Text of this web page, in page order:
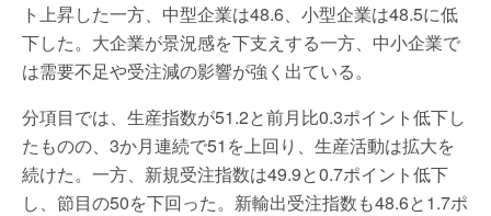
ト上昇した一方、中型企業は48.6、小型企業は48.5に低
下した。大企業が景況感を下支えする一方、中小企業で
は需要不足や受注減の影響が強く出ている。
分項目では、生産指数が51.2と前月比0.3ポイント低下し
たものの、3か月連続で51を上回り、生産活動は拡大を
続けた。一方、新規受注指数は49.9と0.7ポイント低下
し、節目の50を下回った。新輸出受注指数も48.6と1.7ポ